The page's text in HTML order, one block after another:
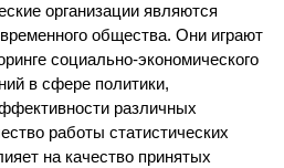
организации являются
общества. Они играют
социально-экономического
в сфере политики,
различных
работы статистических
на качество принятых